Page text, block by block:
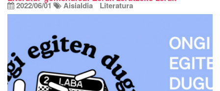
2022/06/01 Aisialdia Literatura